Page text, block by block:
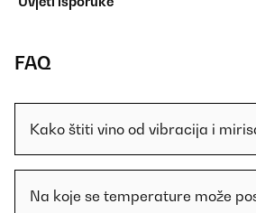
FAQ
Kako štiti vino od vibracija i
Na koje se temperature može